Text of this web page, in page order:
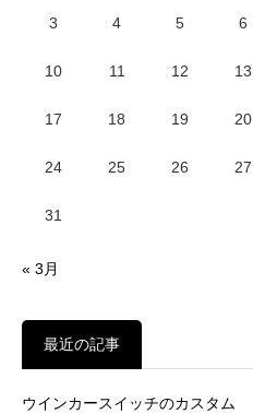
3 4 5 6
10 11 12 13
17 18 19 20
24 25 26 27
31
« 3月
最近の記事
ウインカースイッチのカスタム